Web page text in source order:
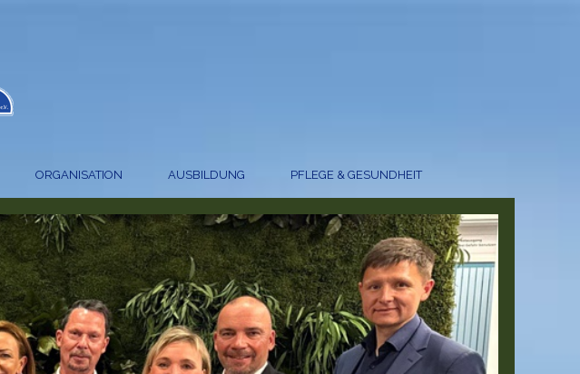
ORGANISATION AUSBILDUNG PFLEGE & GESUNDHEIT